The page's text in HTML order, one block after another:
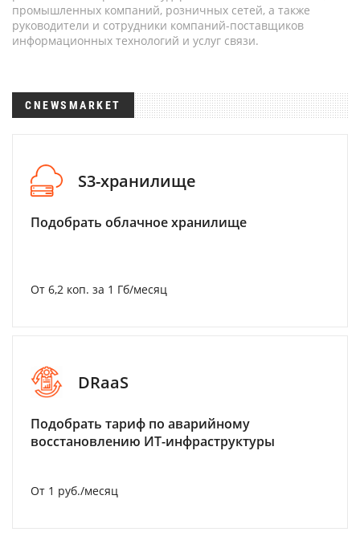
промышленных компаний, розничных сетей, а также
руководители и сотрудники компаний-поставщиков
информационных технологий и услуг связи.
CNEWSMARKET
S3-хранилище
Подобрать облачное хранилище
От 6,2 коп. за 1 Гб/месяц
DRaaS
Подобрать тариф по аварийному
восстановлению ИТ-инфраструктуры
От 1 руб./месяц